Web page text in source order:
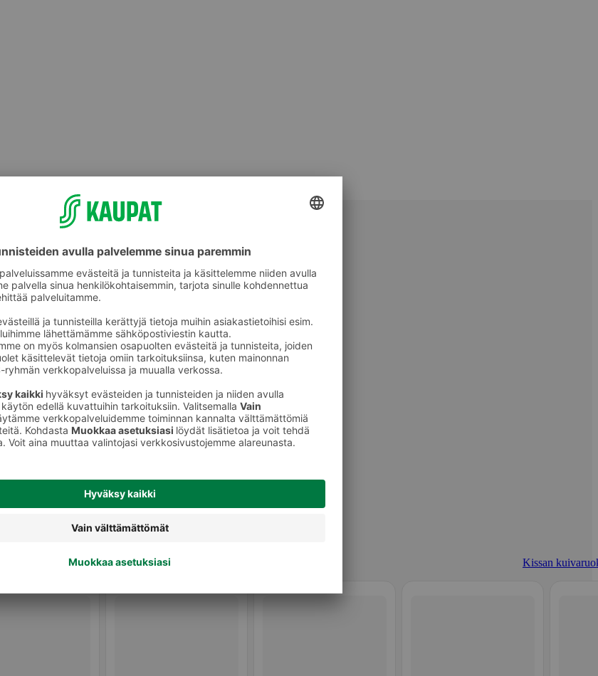
Kissan kuivaruoka
Kissan